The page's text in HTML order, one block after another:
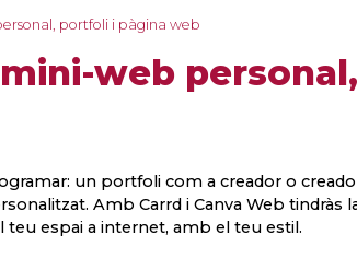
portfoli i pàgina web
web personal,
un portfoli com a creador o
Amb Carrd i Canva Web tindràs
teu espai a internet, amb el teu estil.